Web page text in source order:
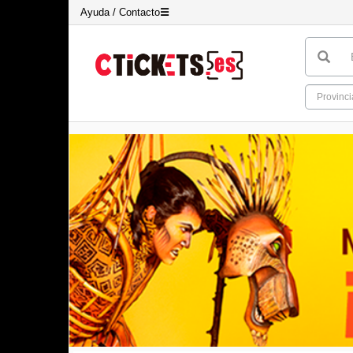
Ayuda / Contacto☰